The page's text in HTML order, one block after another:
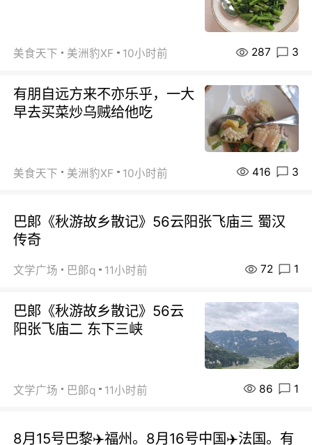
美食天下 美洲豹XF 10小时前 287 3
有朋自远方来不亦乐乎，一大
早去买菜炒乌贼给他吃
美食天下 美洲豹XF 10小时前 416 3
巴郞《秋游故乡散记》56云阳张飞庙三 蜀汉
传奇
文学广场 巴郞q 11小时前 72 1
巴郞《秋游故乡散记》56云
阳张飞庙二 东下三峡
文学广场 巴郞q 11小时前 86 1
8月15号巴黎✈️福州。8月16号中国✈️法国。有